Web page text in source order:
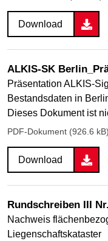
Download
ALKIS-SK
Präsentation ALKIS-
Bestandsdaten in
Dieses Dokument ist
PDF-Dokument (926.6 kB)
Download
Rundschreiben III
Nachweis
Liegenschaftskataster